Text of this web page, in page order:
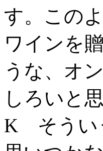
す。この
ワインを
うな、オ
しろいと
K そうい